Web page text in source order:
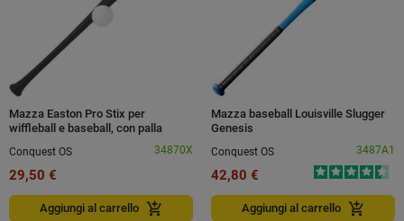
Mazza Easton Pro Stix per
wiffleball e baseball, con palla
Conquest OS
34870X
29,50 €
Aggiungi al carrello add_shopping_cart
Mazza baseball Louisville Slugger
Genesis
Conquest OS
3487A1
42,80 €
Aggiungi al carrello add_shopping_cart